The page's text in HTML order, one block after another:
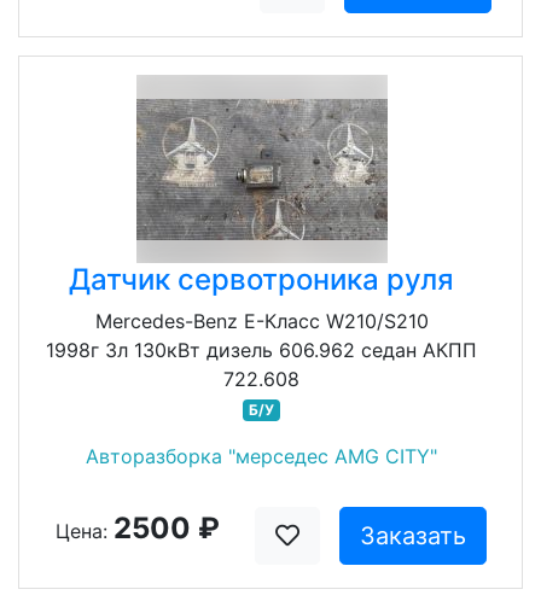
Датчик сервотроника руля
Mercedes-Benz E-Класс W210/S210
1998г 3л 130кВт дизель 606.962 седан АКПП
722.608
Б/У
Авторазборка "мерседес AMG CITY"
Цена: 2500 ₽ Заказать